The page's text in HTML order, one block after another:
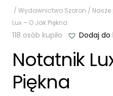
/ Wydawnictwo Szaron /
Lux – O Jak Piękna
118 osób kupiło Dodaj do
Notatnik
Piękna